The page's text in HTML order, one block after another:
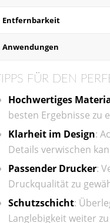
Entfernbarkeit
Anwendungen
TIPPS FÜR DEN
Hochwertiges
besten Ergebnisse zu
Klarheit im Design:
Details verwischen
Passender Drucker:
Druckqualität zu
Schutzschicht:
Langlebigkeit weiter